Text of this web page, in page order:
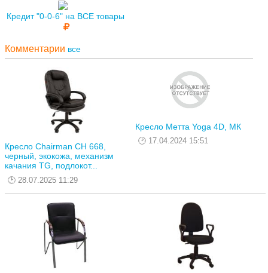
Кредит "0-0-6" на ВСЕ товары
Комментарии все
Кресло Chairman CH 668,
черный, экокожа, механизм
качания TG, подлокот...
28.07.2025 11:29
Кресло Метта Yoga 4D, МК
17.04.2024 15:51